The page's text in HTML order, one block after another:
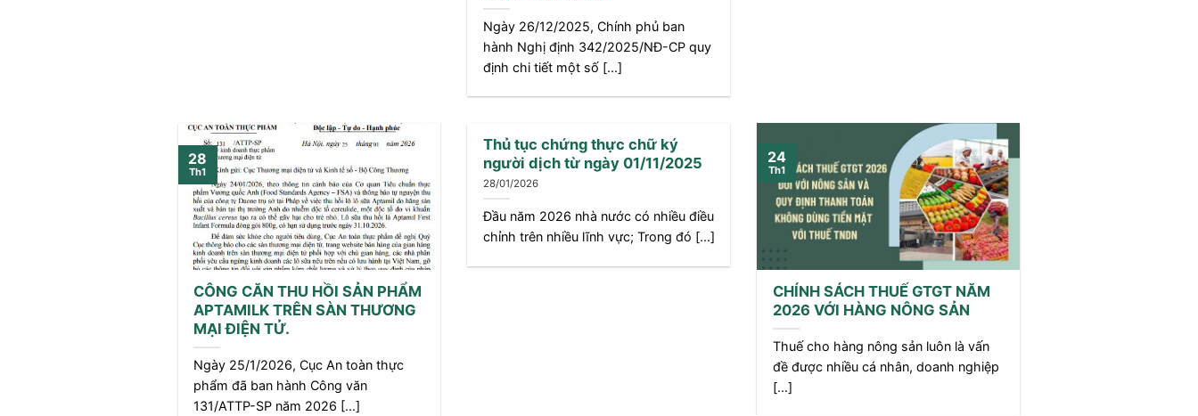
Ngày 26/12/2025, Chính phủ ban
hành Nghị định 342/2025/NĐ-CP quy
định chi tiết một số [...]
CÔNG CĂN THU HỒI SẢN PHẨM
APTAMILK TRÊN SÀN THƯƠNG
MẠI ĐIỆN TỬ.
Ngày 25/1/2026, Cục An toàn thực
phẩm đã ban hành Công văn
131/ATTP-SP năm 2026 [...]
28
Th1
Thủ tục chứng thực chữ ký
người dịch từ ngày 01/11/2025
28/01/2026
Đầu năm 2026 nhà nước có nhiều điều
chỉnh trên nhiều lĩnh vực; Trong đó [...]
CHÍNH SÁCH THUẾ GTGT NĂM
2026 VỚI HÀNG NÔNG SẢN
Thuế cho hàng nông sản luôn là vấn
đề được nhiều cá nhân, doanh nghiệp
[...]
24
Th1